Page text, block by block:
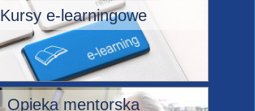
Kursy e-learningowe
Opieka mentorska